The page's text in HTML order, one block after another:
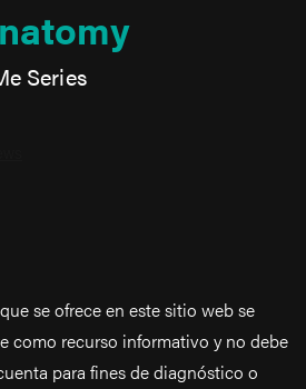
Series
se ofrece en este sitio web se
como recurso informativo y no debe
para fines de diagnóstico o